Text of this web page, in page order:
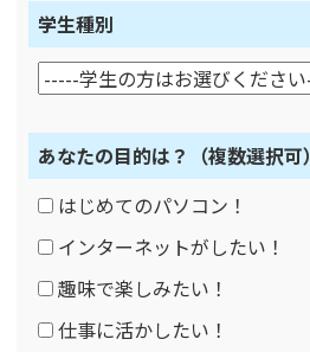
学生種別
あなたの目的は？
（複数選択可）
はじめてのパソコン！
インターネットがしたい！
趣味で楽しみたい！
仕事に活かしたい！